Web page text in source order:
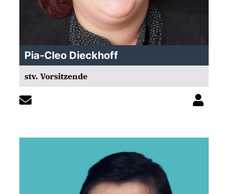
Pia-Cleo Dieckhoff
stv. Vorsitzende